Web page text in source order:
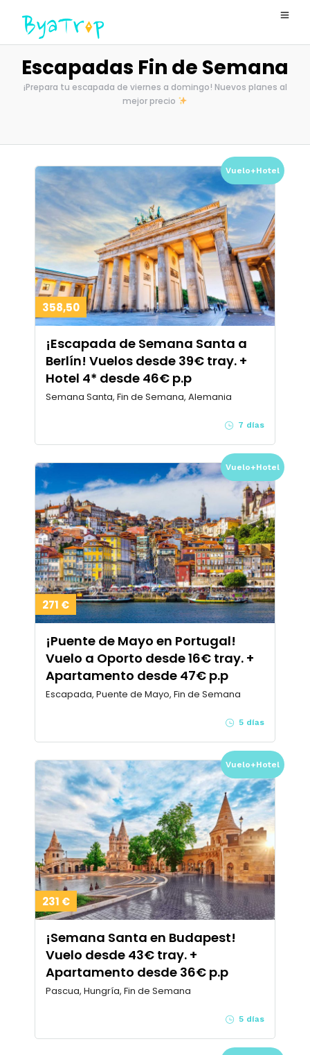
Escapadas Fin de Semana
¡Prepara tu escapada de viernes a domingo! Nuevos planes al
mejor precio
Vuelo+Hotel
358,50
¡Escapada de Semana Santa a
Berlín! Vuelos desde 39€ tray. +
Hotel 4* desde 46€ p.p
Semana Santa, Fin de Semana, Alemania
7 días
Vuelo+Hotel
271 €
¡Puente de Mayo en Portugal!
Vuelo a Oporto desde 16€ tray. +
Apartamento desde 47€ p.p
Escapada, Puente de Mayo, Fin de Semana
5 días
Vuelo+Hotel
231 €
¡Semana Santa en Budapest!
Vuelo desde 43€ tray. +
Apartamento desde 36€ p.p
Pascua, Hungría, Fin de Semana
5 días